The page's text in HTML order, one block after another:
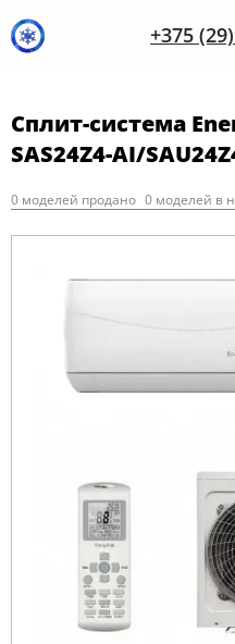
+375
Сплит-система
SAS24Z4-AI/
0 моделей продано 0 моделей в